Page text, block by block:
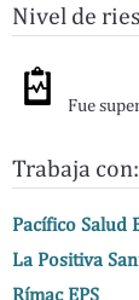
Nivel de
Fue
Trabaja con:
Pacífico Salud
La Positiva
Rímac EPS